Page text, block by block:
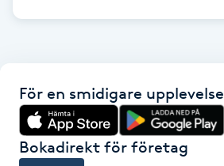
Hudvård
Hyaluronsyra
För en smidigare upplevelse
Bokadirekt för företag